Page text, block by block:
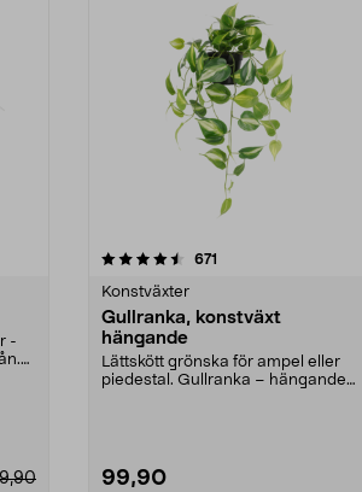
-
671
Konstväxter
Gullranka, konstväxt
hängande
Lättskött grönska för ampel eller
piedestal. Gullranka – hängande
99,90
4.5 av 5 stjärnor